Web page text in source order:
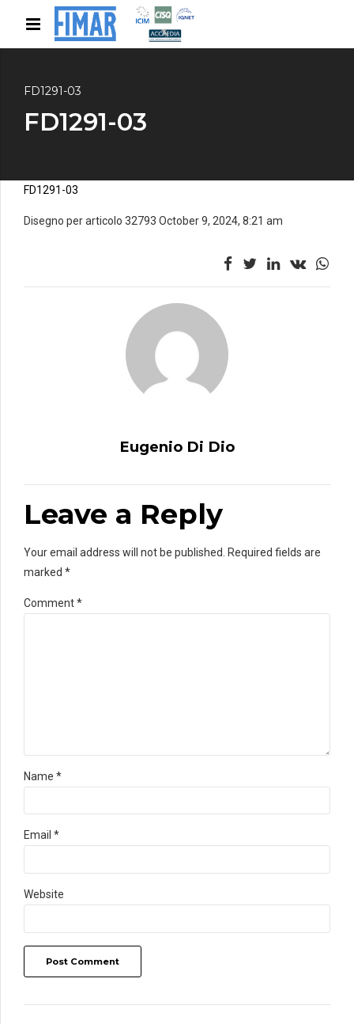
FD1291-03
FD1291-03
FD1291-03
Disegno per articolo 32793 October 9, 2024, 8:21 am
Eugenio Di Dio
Leave a Reply
Your email address will not be published. Required fields are
marked *
Comment*
Name *
Email *
Website
Post Comment